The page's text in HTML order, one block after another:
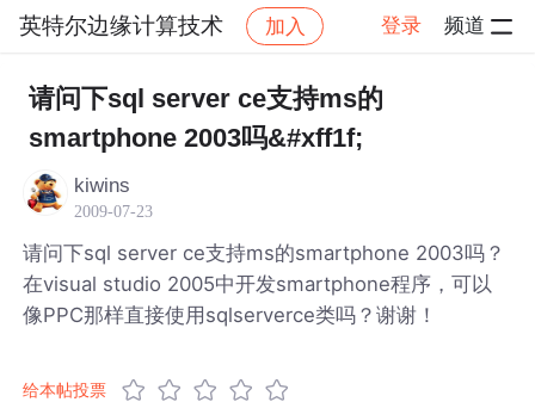
英特尔边缘计算技术 加入 登录 频道
社区 英特尔边缘计算技术 帖子详情
请问下sql server ce支持ms的
smartphone 2003吗&#xff1f;
kiwins
2009-07-23
请问下sql server ce支持ms的smartphone 2003吗？
在visual studio 2005中开发smartphone程序，可以
像PPC那样直接使用sqlserverce类吗？谢谢！
给本帖投票